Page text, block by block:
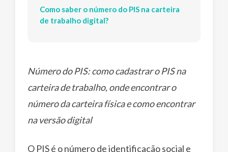
Como saber o número do PIS na carteira
de trabalho digital?
Número do PIS: como cadastrar o PIS na
carteira de trabalho, onde encontrar o
número da carteira física e como encontrar
na versão digital
O PIS é o número de identificação social e